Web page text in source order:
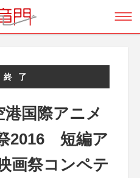
了
国際アニメ
2016 短編ア
画祭コンペテ